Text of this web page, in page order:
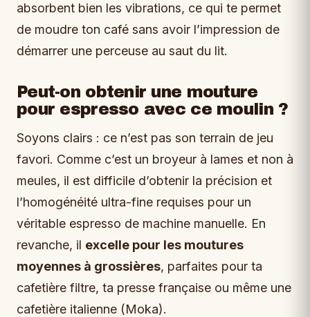
absorbent bien les vibrations, ce qui te permet
de moudre ton café sans avoir l’impression de
démarrer une perceuse au saut du lit.
Peut-on obtenir une mouture
pour espresso avec ce moulin ?
Soyons clairs : ce n’est pas son terrain de jeu
favori. Comme c’est un broyeur à lames et non à
meules, il est difficile d’obtenir la précision et
l’homogénéité ultra-fine requises pour un
véritable espresso de machine manuelle. En
revanche, il excelle pour les moutures
moyennes à grossières, parfaites pour ta
cafetière filtre, ta presse française ou même une
cafetière italienne (Moka).